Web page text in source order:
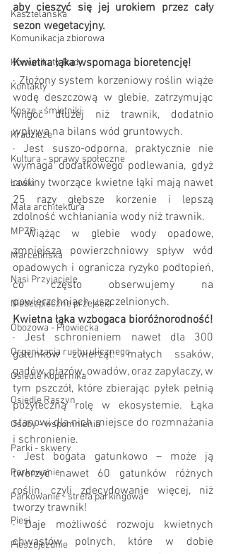
Kasztelańska
Komunikacja zbiorowa
Komunikaty Rady
Kontakty
Kosze - śmietniki
Kradzieże
Kultura - sprawy społeczne
Ławki
Mała architektura
MPZP
Marcelińska
Nasi Przyjaciele
Niebezpieczne przejścia
Obozowa - Płowiecka
Organizacja ruchu ulicznego
Osiedle Kopernika
Osiedle Raszyn
Osoby - wspomnienia
Parki - skwery
Parkowanie
Parkowanie - strefa parkingowa
Piesi
Pieszojezdnie
aby cieszyć się jej urokiem przez cały
sezon wegetacyjny.
Kwietna łąka wspomaga bioretencję!
· Złożony system korzeniowy roślin wiąże
wodę deszczową w glebie, zatrzymując
wilgoć dłużej niż trawnik, dodatnio
wpływa na bilans wód gruntowych.
·
Jest suszo-odporna, praktycznie nie
wymaga dodatkowego podlewania, gdyż
rośliny tworzące kwietne łąki mają nawet
25 razy głębsze korzenie i lepszą
zdolność wchłaniania wody niż trawnik.
·
Wiążąc w glebie wody opadowe,
zmniejsza powierzchniowy spływ wód
opadowych i ogranicza ryzyko podtopień,
co często obserwujemy na
powierzchniach uszczelnionych.
Kwietna łąka wzbogaca bioróżnorodność!
·
Jest schronieniem nawet dla 300
gatunków zwierząt: małych ssaków,
gadów, płazów, owadów, oraz zapylaczy, w
tym pszczół, które zbierając pyłek pełnią
pożyteczną rolę w ekosystemie. Łąka
stanowi dla nich miejsce do rozmnażania
i schronienie.
·
Jest bogata gatunkowo – może ją
tworzyć nawet 60 gatunków różnych
roślin, czyli zdecydowanie więcej, niż
tworzy trawnik!
·
Daje możliwość rozwoju kwietnych
chwastów polnych, które w dobie